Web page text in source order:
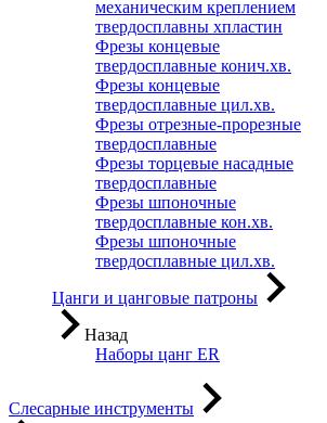
механическим креплением
твердосплавны хпластин
Фрезы концевые
твердосплавные конич.хв.
Фрезы концевые
твердосплавные цил.хв.
Фрезы отрезные-прорезные
твердосплавные
Фрезы торцевые насадные
твердосплавные
Фрезы шпоночные
твердосплавные кон.хв.
Фрезы шпоночные
твердосплавные цил.хв.
Цанги и цанговые патроны
Назад
Наборы цанг ER
Слесарные инструменты